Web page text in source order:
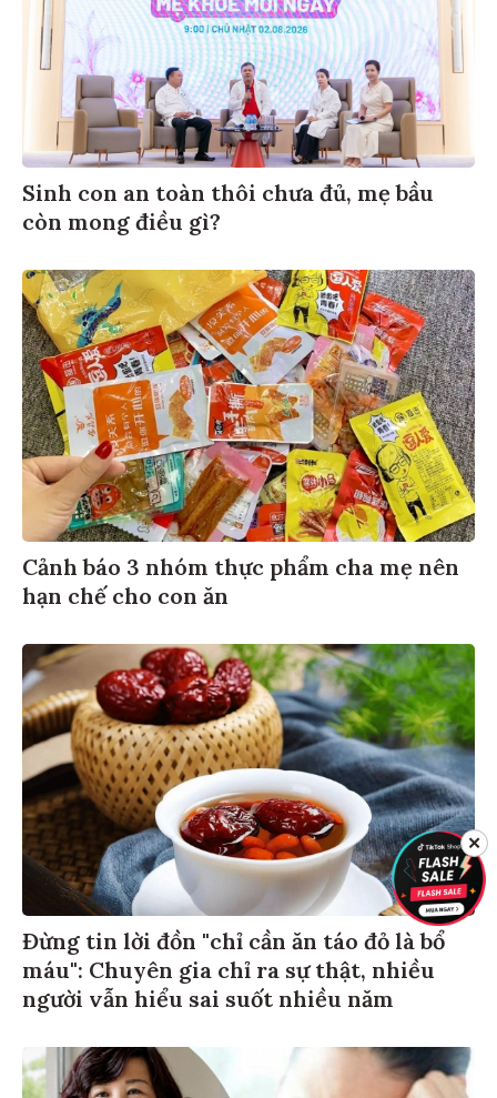
Sinh con an toàn thôi chưa đủ, mẹ bầu
còn mong điều gì?
Cảnh báo 3 nhóm thực phẩm cha mẹ nên
hạn chế cho con ăn
Đừng tin lời đồn "chỉ cần ăn táo đỏ là bổ
máu": Chuyên gia chỉ ra sự thật, nhiều
người vẫn hiểu sai suốt nhiều năm
✕